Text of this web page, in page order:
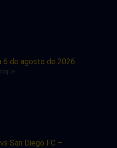
6 de agosto de 2026
San Diego FC –